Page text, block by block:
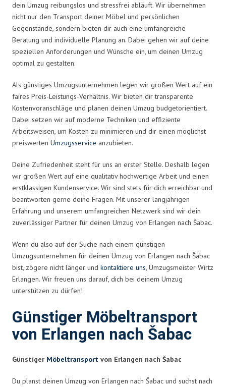
dein Umzug reibungslos und stressfrei abläuft. Wir übernehmen
nicht nur den Transport deiner Möbel und persönlichen
Gegenstände, sondern bieten dir auch eine umfangreiche
Beratung und individuelle Planung an. Dabei gehen wir auf deine
speziellen Anforderungen und Wünsche ein, um deinen Umzug
optimal zu gestalten.
Als günstiges Umzugsunternehmen legen wir großen Wert auf ein
faires Preis-Leistungs-Verhältnis. Wir bieten dir transparente
Kostenvoranschläge und planen deinen Umzug budgetorientiert.
Dabei setzen wir auf moderne Techniken und effiziente
Arbeitsweisen, um Kosten zu minimieren und dir einen möglichst
preiswerten Umzugsservice anzubieten.
Deine Zufriedenheit steht für uns an erster Stelle. Deshalb legen
wir großen Wert auf eine qualitativ hochwertige Arbeit und einen
erstklassigen Kundenservice. Wir sind stets für dich erreichbar und
beantworten gerne deine Fragen. Mit unserer langjährigen
Erfahrung und unserem umfangreichen Netzwerk sind wir dein
zuverlässiger Partner für deinen Umzug von Erlangen nach Šabac.
Wenn du also auf der Suche nach einem günstigen
Umzugsunternehmen für deinen Umzug von Erlangen nach Šabac
bist, zögere nicht länger und kontaktiere uns, Umzugsmeister Wirtz
Erlangen. Wir freuen uns darauf, dich bei deinem Umzug
unterstützen zu dürfen!
Günstiger Möbeltransport
von Erlangen nach Šabac
Günstiger Möbeltransport von Erlangen nach Šabac
Du planst deinen Umzug von Erlangen nach Šabac und suchst nach